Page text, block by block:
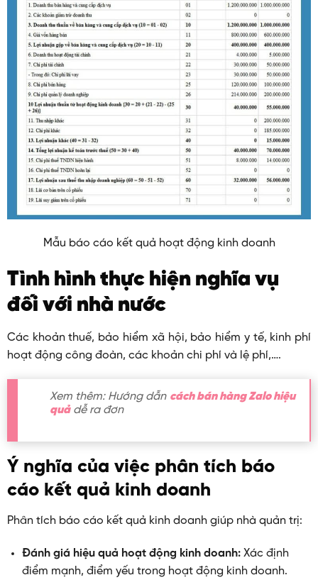
Mẫu báo cáo kết quả hoạt động kinh doanh
Tình hình thực hiện nghĩa vụ
đối với nhà nước
Các khoản thuế, bảo hiểm xã hội, bảo hiểm y tế, kinh phí
hoạt động công đoàn, các khoản chi phí và lệ phí,….
Xem thêm: Hướng dẫn cách bán hàng Zalo hiệu
quảdễ ra đơn
Ý nghĩa của việc phân tích báo
cáo kết quả kinh doanh
Phân tích báo cáo kết quả kinh doanh giúp nhà quản trị:
Đánh giá hiệu quả hoạt động kinh doanh:Xác định
điểm mạnh, điểm yếu trong hoạt động kinh doanh.